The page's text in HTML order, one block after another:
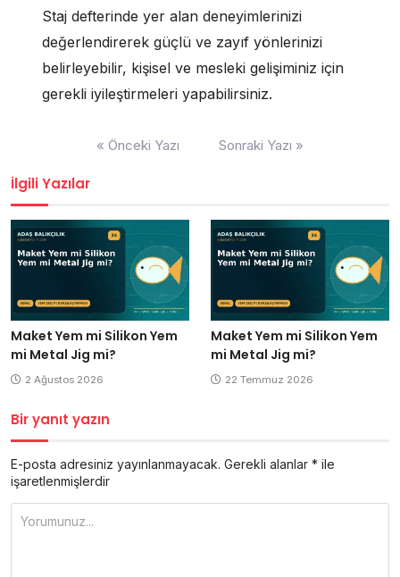
Staj defterinde yer alan deneyimlerinizi
değerlendirerek güçlü ve zayıf yönlerinizi
belirleyebilir, kişisel ve mesleki gelişiminiz için
gerekli iyileştirmeleri yapabilirsiniz.
« Önceki Yazı Sonraki Yazı »
İlgili Yazılar
Maket Yem mi Silikon Yem
mi Metal Jig mi?
2 Ağustos 2026
Maket Yem mi Silikon Yem
mi Metal Jig mi?
22 Temmuz 2026
Bir yanıt yazın
E-posta adresiniz yayınlanmayacak. Gerekli alanlar * ile
işaretlenmişlerdir